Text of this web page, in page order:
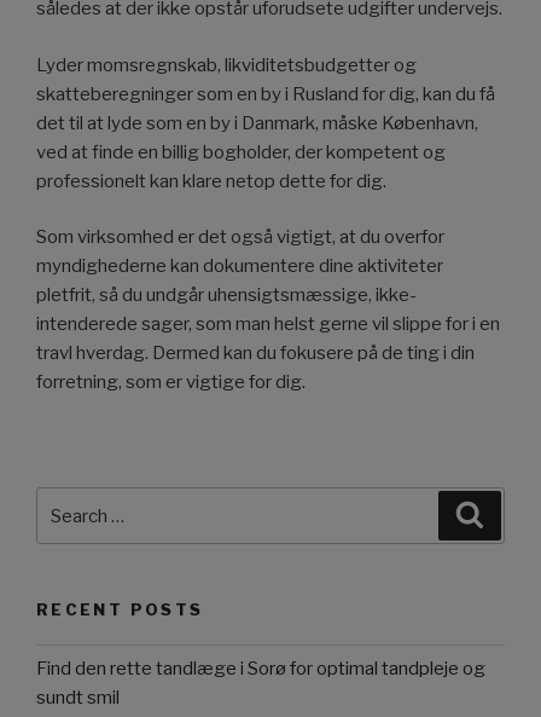
således at der ikke opstår uforudsete udgifter undervejs.
Lyder momsregnskab, likviditetsbudgetter og
skatteberegninger som en by i Rusland for dig, kan du få
det til at lyde som en by i Danmark, måske København,
ved at finde en billig bogholder, der kompetent og
professionelt kan klare netop dette for dig.
Som virksomhed er det også vigtigt, at du overfor
myndighederne kan dokumentere dine aktiviteter
pletfrit, så du undgår uhensigtsmæssige, ikke-
intenderede sager, som man helst gerne vil slippe for i en
travl hverdag. Dermed kan du fokusere på de ting i din
forretning, som er vigtige for dig.
RECENT POSTS
Find den rette tandlæge i Sorø for optimal tandpleje og
sundt smil